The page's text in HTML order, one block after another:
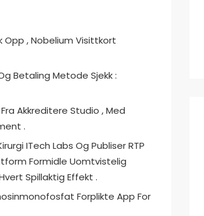
Opp , Nobelium Visittkort
Betaling Metode Sjekk :
Akkreditere Studio , Med
.
ITech Labs Og Publiser RTP
Formidle Uomtvistelig
Spillaktig Effekt .
Forplikte App For